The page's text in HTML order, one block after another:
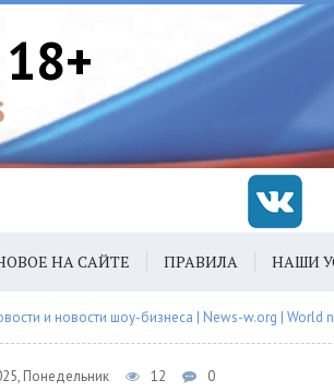
18+
НА САЙТЕ ПРАВИЛА НАШИ
и новости шоу-бизнеса | News-w.org | World
Понедельник 12 0